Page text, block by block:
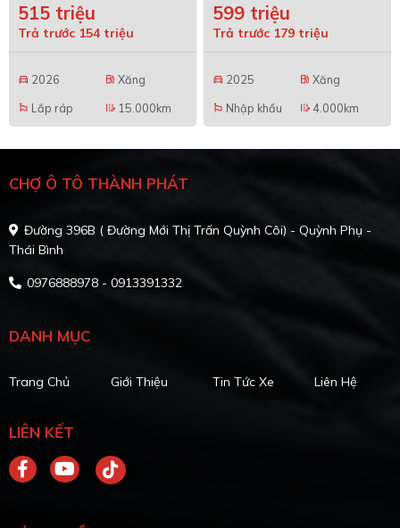
515 triệu
Trả trước 154 triệu
directions_car 2026 local_gas_station Xăng
emoji_flags Lắp ráp edit_road 15.000km
599 triệu
Trả trước 179 triệu
directions_car 2025 local_gas_station Xăng
emoji_flags Nhập khẩu edit_road 4.000km
CHỢ Ô TÔ THÀNH PHÁT
Đường 396B ( Đường Mới Thị Trấn Quỳnh Côi) - Quỳnh Phụ -
Thái Bình
0976888978 - 0913391332
DANH MỤC
Trang Chủ Giới Thiệu Tin Tức Xe Liên Hệ
LIÊN KẾT